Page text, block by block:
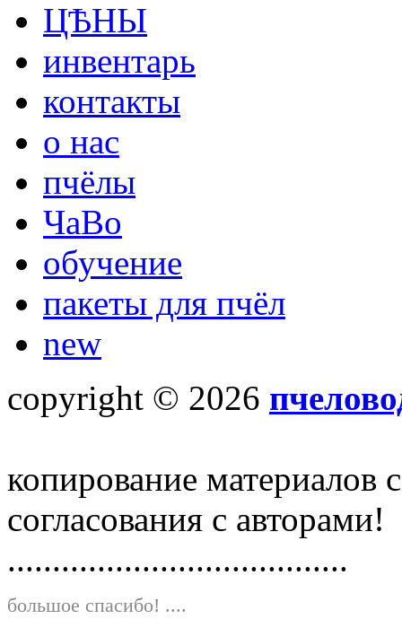
ЦѢНЫ
инвентарь
контакты
о нас
пчёлы
ЧаВо
обучение
пакеты для пчёл
new
copyright © 2026
копирование материалов
согласования с авторами!
......................................
большое спасибо! ....